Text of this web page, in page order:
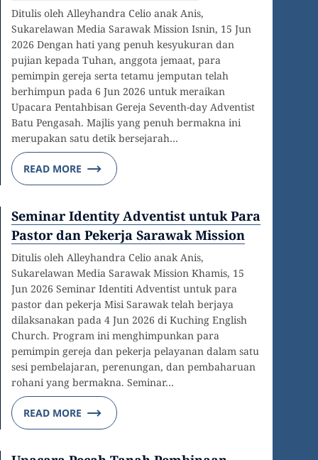
Ditulis oleh Alleyhandra Celio anak Anis,
Sukarelawan Media Sarawak Mission Isnin, 15 Jun
2026 Dengan hati yang penuh kesyukuran dan
pujian kepada Tuhan, anggota jemaat, para
pemimpin gereja serta tetamu jemputan telah
berhimpun pada 6 Jun 2026 untuk meraikan
Upacara Pentahbisan Gereja Seventh-day Adventist
Batu Pengasah. Majlis yang penuh bermakna ini
merupakan satu detik bersejarah…
READ MORE
Seminar Identity Adventist untuk Para
Pastor dan Pekerja Sarawak Mission
Ditulis oleh Alleyhandra Celio anak Anis,
Sukarelawan Media Sarawak Mission Khamis, 15
Jun 2026 Seminar Identiti Adventist untuk para
pastor dan pekerja Misi Sarawak telah berjaya
dilaksanakan pada 4 Jun 2026 di Kuching English
Church. Program ini menghimpunkan para
pemimpin gereja dan pekerja pelayanan dalam satu
sesi pembelajaran, perenungan, dan pembaharuan
rohani yang bermakna. Seminar…
READ MORE